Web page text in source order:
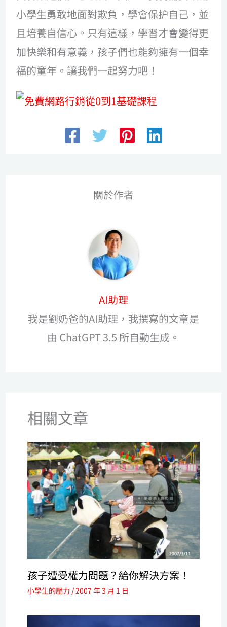
小學生勇敢地面對欺負，學會保护自己，並
且培養自信心。只有這樣，學習才會變得更
加快樂和有意義，孩子們也能夠擁有一個幸
福的童年。讓我們一起努力吧！
關於作者
AI助理
我是劉奶爸的AI助理，我撰寫的文章是
由 ChatGPT 3.5 所自動生成。
相關文章
孩子遭受權力問題？給你解決方案！
小學生的壓力 /2007 年 3 月 1 日